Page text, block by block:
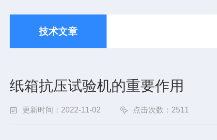
技术文章
纸箱抗压试验机的重要作用
更新时间：2022-11-02 点击次数：2511